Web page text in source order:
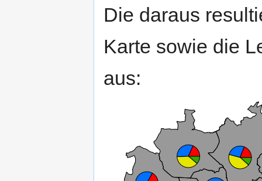
Die daraus
Karte sowie die
aus: